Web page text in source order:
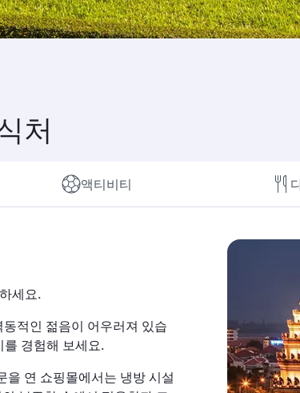
처
액티비티
세요.
적인 젊음이 어우러져 있습
경험해 보세요.
을 연 쇼핑몰에서는 냉방 시설